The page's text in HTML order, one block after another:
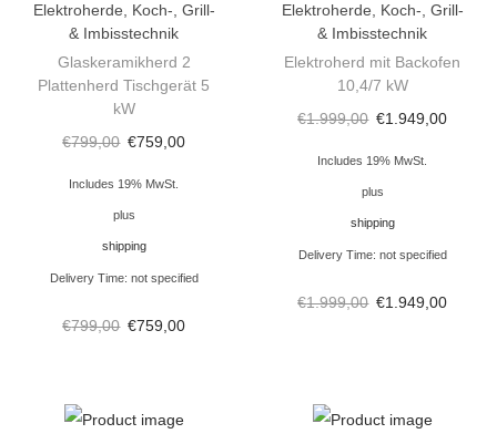
a
h
e
5
M
e
Elektroherde, Koch-, Grill-
& Imbisstechnik
Glaskeramikherd 2
Plattenherd Tischgerät 5
kW
€799,00 €759,00
Includes 19% MwSt.
plus
shipping
Delivery Time: not specified
€799,00 €759,00
Elektroherde, Koch-, Grill-
& Imbisstechnik
Elektroherd mit Backofen
10,4/7 kW
€1.999,00 €1.949,00
Includes 19% MwSt.
plus
shipping
Delivery Time: not specified
€1.999,00 €1.949,00